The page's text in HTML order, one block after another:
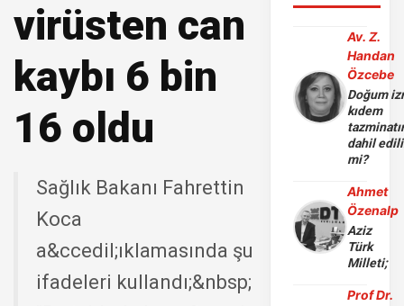
virüsten can
kaybı 6 bin
16 oldu
Sağlık Bakanı Fahrettin
Koca
a&ccedil;ıklamasında şu
ifadeleri kullandı;&nbsp;
Av. Z.
Handan
Özcebe
Doğum
kıdem
dahil
mi?
Ahmet
Özenalp
Aziz
Türk
Milleti;
Prof Dr.